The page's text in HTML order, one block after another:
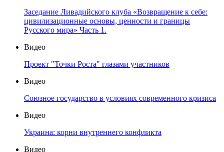
Заседание Ливадийского клуба «Возвращение к себе:
цивилизационные основы, ценности и границы
Русского мира» Часть 1.
Видео
Проект "Точки Роста" глазами участников
Видео
Союзное государство в условиях современного кризиса
Видео
Украина: корни внутреннего конфликта
Видео